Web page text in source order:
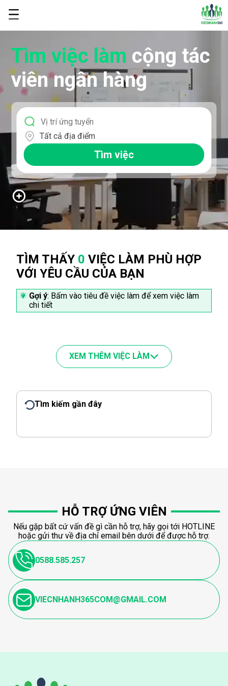
Tìm việc làm cộng tác
viên ngân hàng
Tất cả địa điểm
Tìm việc
TÌM THẤY 0 VIỆC LÀM PHÙ HỢP
VỚI YÊU CẦU CỦA BẠN
Gợi ý: Bấm vào tiêu đề việc làm để xem việc làm
chi tiết
XEM THÊM VIỆC LÀM
Tìm kiếm gần đây
HỖ TRỢ ỨNG VIÊN
Nếu gặp bất cứ vấn đề gì cần hỗ trợ, hãy gọi tới HOTLINE
hoặc gửi thư về địa chỉ email bên dưới để được hỗ trợ.
0588.585.257
VIECNHANH365COM@GMAIL.COM